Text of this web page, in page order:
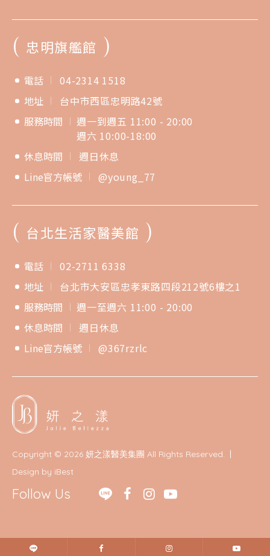
( 忠明旗艦館 )
電話
04-2314 1518
地址
台中市西區忠明路42號
服務時間
週一到週五 11:00 - 20:00
週六 10:00-18:00
休息時間
週日休息
Line官方帳號
@young_77
( 台北生活家醫美館 )
電話
02-2711 6338
地址
台北市大安區忠孝東路四段212號6樓之1
服務時間
週一至週六 11:00 - 20:00
休息時間
週日休息
Line官方帳號
@367rzrlc
Copyright © 2026 妍之漾醫美集團 All Rights Reserved.
Design by iBest
Follow Us